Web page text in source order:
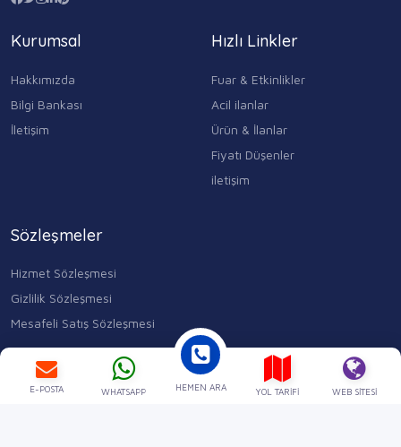
Kurumsal
Hakkımızda
Bilgi Bankası
İletişim
Hızlı Linkler
Fuar & Etkinlikler
Acil ilanlar
Ürün & İlanlar
Fiyatı Düşenler
iletişim
Sözleşmeler
Hizmet Sözleşmesi
Gizlilik Sözleşmesi
Mesafeli Satış Sözleşmesi
Kocasinan Merkez, Mahmutbey Cd. No:353 D:1, 34400 Bahçelievler/
İstanbul
0543 315 17 84
E-POSTA WHATSAPP HEMEN ARA YOL TARIFI WEB SITESI